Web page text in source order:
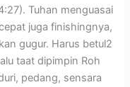
Tuhan menguasai
juga finishingnya,
gugur. Harus betul2
taat dipimpin Roh
pedang, sensara